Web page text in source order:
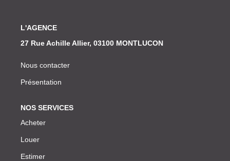
L'AGENCE
27 Rue Achille Allier, 03100 MONTLUCON
Nous contacter
Présentation
NOS SERVICES
Acheter
Louer
Estimer